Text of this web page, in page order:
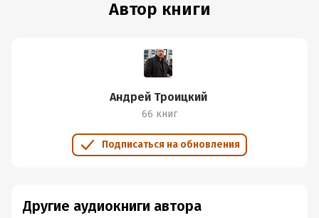
Автор книги
Андрей Троицкий
66 книг
Подписаться на обновления
Другие аудиокниги автора